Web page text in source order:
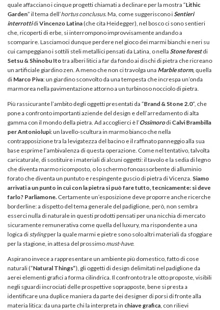
quale affacciano i cinque progetti chiamati a declinare per la mostra “Lithic
Garden” il tema dell’hortus conclusus. Ma, come suggeriscono iSentieri
interrottidiVincenzo Latina(che cita Heidegger), nel bosco ci sono sentieri
che, ricoperti di erbe, si interrompono improvvisamente andando a
scomparire. Lasciamoci dunque perdere nel gioco dei marmi bianchi e neri su
cui campeggiano i sottili steli metallici pensati da Latina, o nella Stone forest di
Setsu & Shinobu Ito tra alberi litici a far da fondo ai dischi di pietra che ricreano
un artificiale giardino zen. A meno che non ci travolga una Marble storm, quella
di Marco Piva: un giardino sconvolto da una tempesta che increspa un’onda
marmorea nella pavimentazione attorno a un turbinoso nocciolo di pietra.
Più rassicurante l’ambito degli oggetti presentati da “Brand & Stone 2.0“, che
pone a confronto importanti aziende del design e dell’arredamento di alta
gamma con il mondo della pietra. Ad accoglierci è l’Ossimoro di Calvi Brambilla
per Antoniolupi: un lavello-scultura in marmo bianco che nella
contrapposizione tra la levigatezza del bacino e il raffinato panneggio alla sua
base esprime l’ambivalenza di questa operazione. Come nel tentativo, talvolta
caricaturale, di sostituire i materiali di alcuni oggetti: il tavolo e la sedia di legno
che diventa marmo ricomposto, o lo schermo fonoassorbente di alluminio
forato che diventa un puntuto e respingente guscio di pietra di Vicenza. Siamo
arrivati a un punto in cui con la pietra si può fare tutto, tecnicamente: si deve
farlo? Parliamone. Certamente un’esposizione deve proporre anche ricerche
borderline: a dispetto del tema generale del padiglione, però, non sembra
esserci nulla di naturale in questi prodotti pensati per una nicchia di mercato
sicuramente remunerativa come quella del luxury, ma rispondente a una
logica di stylingper la quale marmi e pietre sono solo altri materiali da sfoggiare
per la stagione, in attesa del prossimo must-have.
Aspirano invece a rappresentare un ambiente più domestico, fatto di cose
naturali (“Natural Things”), gli oggetti di design delimitati nel padiglione da
aerei elementi grafici a forma cilindrica. Il confronto tra le otto proposte, visibili
negli sguardi incrociati delle prospettive soprapposte, bene si presta a
identificare una duplice maniera da parte dei designer di porsi di fronte alla
materia litica: da una parte chi la interpreta in chiave grafica , con rilievi